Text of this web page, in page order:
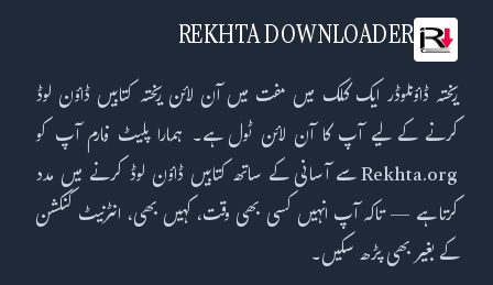
REKHTA DOWNLOADER
ریختہ ڈاؤنلوڈر ایک کلک میں مفت میں آن لائن ریختہ کتابیں ڈاؤن لوڈ
کرنے کے لیے آپ کا آن لائن ٹول ہے۔ ہمارا پلیٹ فارم آپ کو
Rekhta.org سے آسانی کے ساتھ کتابیں ڈاؤن لوڈ کرنے میں مدد
کرتا ہے — تاکہ آپ انہیں کسی بھی وقت، کہیں بھی، انٹرنیٹ کنکشن
کے بغیر بھی پڑھ سکیں۔